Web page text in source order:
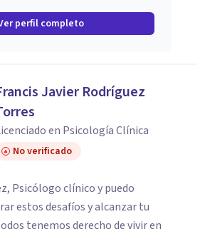
perfil completo
Javier Rodríguez
en Psicología Clínica
No verificado
Psicólogo clínico y puedo
estos desafíos y alcanzar tu
tenemos derecho de vivir en